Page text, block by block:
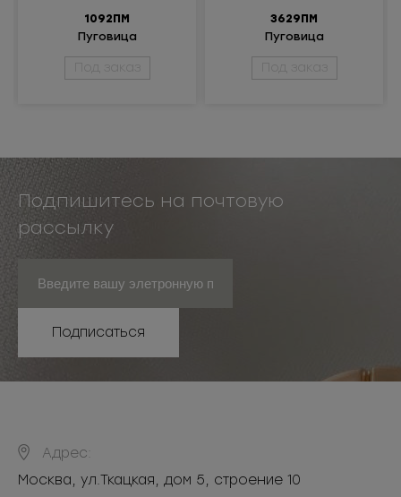
1092ПМ
Пуговица
металлическая
Под заказ
3629ПМ
Пуговица
металлическая
Под заказ
Подпишитесь на почтовую
рассылку
Подписаться
Адрес:
Москва, ул.Ткацкая, дом 5, строение 10